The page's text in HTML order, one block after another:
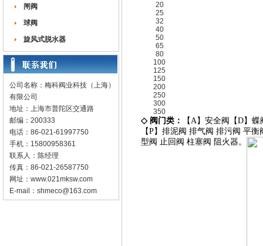
闸阀
球阀
旋风式脱水器
公司名称：梅科阀业科技（上海）
有限公司
地址：上海市普陀区交通路
邮编：200333
电话：86-021-61997750
手机：15800958361
联系人：陈经理
传真：86-021-26587750
网址： www.021mksw.com
E-mail： shmeco@163.com
20
25
32
40
50
65
80
100
125
150
200
250
300
350
◇ 阀门类： 【A】 安全阀 【D】 蝶
【P】 排泥阀 排气阀 排污阀 平衡
型阀 止回阀 柱塞阀 阻火器。